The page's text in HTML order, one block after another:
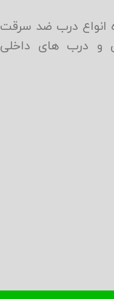
انواع درب ضد سرقت
و درب های داخلی